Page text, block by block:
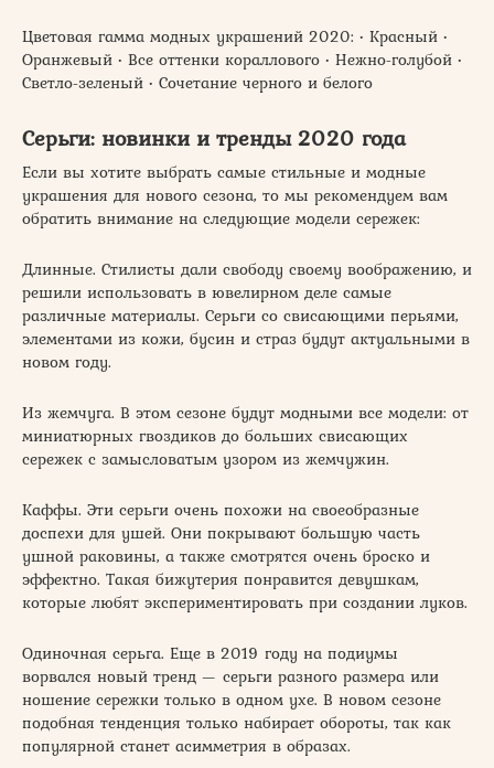
Цветовая гамма модных украшений 2020: • Красный •
Оранжевый • Все оттенки кораллового • Нежно-голубой •
Светло-зеленый • Сочетание черного и белого
Серьги: новинки и тренды 2020 года
Если вы хотите выбрать самые стильные и модные
украшения для нового сезона, то мы рекомендуем вам
обратить внимание на следующие модели сережек:
Длинные. Стилисты дали свободу своему воображению, и
решили использовать в ювелирном деле самые
различные материалы. Серьги со свисающими перьями,
элементами из кожи, бусин и страз будут актуальными в
новом году.
Из жемчуга. В этом сезоне будут модными все модели: от
миниатюрных гвоздиков до больших свисающих
сережек с замысловатым узором из жемчужин.
Каффы. Эти серьги очень похожи на своеобразные
доспехи для ушей. Они покрывают большую часть
ушной раковины, а также смотрятся очень броско и
эффектно. Такая бижутерия понравится девушкам,
которые любят экспериментировать при создании луков.
Одиночная серьга. Еще в 2019 году на подиумы
ворвался новый тренд — серьги разного размера или
ношение сережки только в одном ухе. В новом сезоне
подобная тенденция только набирает обороты, так как
популярной станет асимметрия в образах.